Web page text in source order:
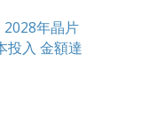
年晶片
投入 金額達